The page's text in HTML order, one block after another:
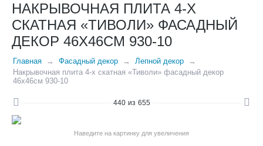
НАКРЫВОЧНАЯ ПЛИТА 4-Х
СКАТНАЯ «ТИВОЛИ» ФАСАДНЫЙ
ДЕКОР 46Х46СМ 930-10
Главная Фасадный декор
Лепной декор
Накрывочная плита 4-х скатная «Тиволи» фасадный декор
46х46см 930-10
440 из 655
Наведите на картинку для увеличения